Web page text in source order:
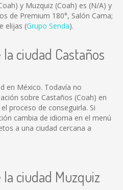
y Muzquiz (Coah) es (N/A) y
de Premium 180°, Salón Cama;
elijas (Grupo Senda).
ciudad Castaños
en México. Todavía no
sobre Castaños (Coah) en
proceso de conseguirla. Si
cambia de idioma en el menú
a una ciudad cercana a
ciudad Muzquiz